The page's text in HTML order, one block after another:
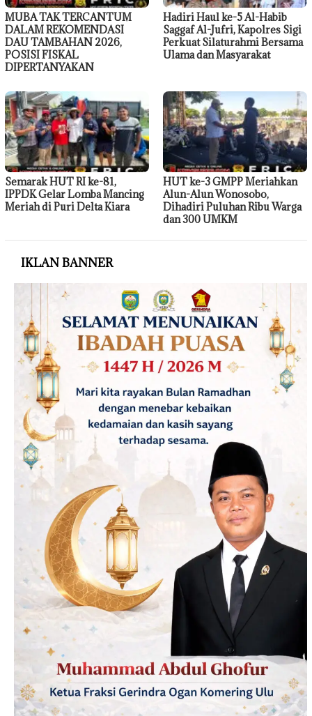
MUBA TAK TERCANTUM
DALAM REKOMENDASI
DAU TAMBAHAN 2026,
POSISI FISKAL
DIPERTANYAKAN
Hadiri Haul ke-5 Al-Habib
Saggaf Al-Jufri, Kapolres Sigi
Perkuat Silaturahmi Bersama
Ulama dan Masyarakat
Semarak HUT RI ke-81,
IPPDK Gelar Lomba Mancing
Meriah di Puri Delta Kiara
HUT ke-3 GMPP Meriahkan
Alun-Alun Wonosobo,
Dihadiri Puluhan Ribu Warga
dan 300 UMKM
IKLAN BANNER